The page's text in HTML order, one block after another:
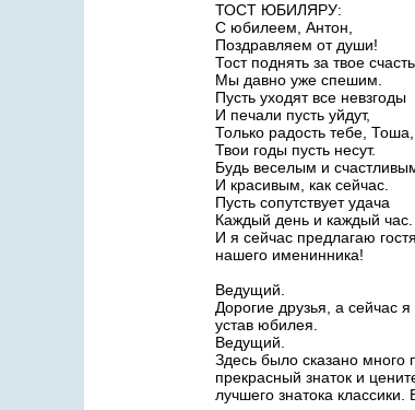
ТОСТ ЮБИЛЯРУ:
С юбилеем, Антон,
Поздравляем от души!
Тост поднять за твое
Мы давно уже спешим.
Пусть уходят все невзгоды
И печали пусть уйдут,
Только радость тебе, Тоша,
Твои годы пусть несут.
Будь веселым и
И красивым, как сейчас.
Пусть сопутствует удача
Каждый день и каждый час.
И я сейчас предлагаю
нашего именинника!
Ведущий.
Дорогие друзья, а сейчас
устав юбилея.
Ведущий.
Здесь было сказано
прекрасный знаток и
лучшего знатока